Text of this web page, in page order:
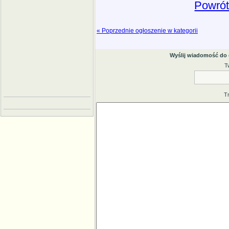
« Poprzednie ogłoszenie w kategorii
Wyślij wiadomość